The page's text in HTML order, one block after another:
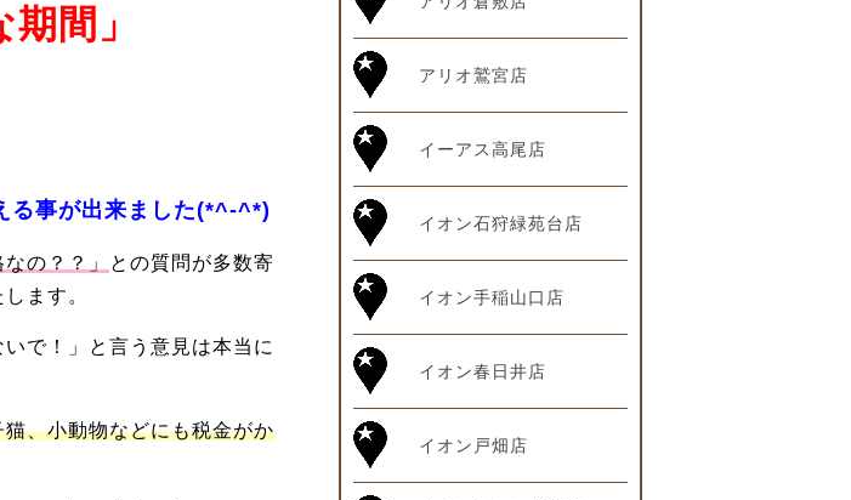
間」
る事が出来ました(*^-^*)
の？？」
との質問が多数寄
ます。
で！」と言う意見は本当に
、小動物などにも税金がか
アリオ鷲宮店
イーアス高尾店
イオン石狩緑苑台店
イオン手稲山口店
イオン春日井店
イオン戸畑店